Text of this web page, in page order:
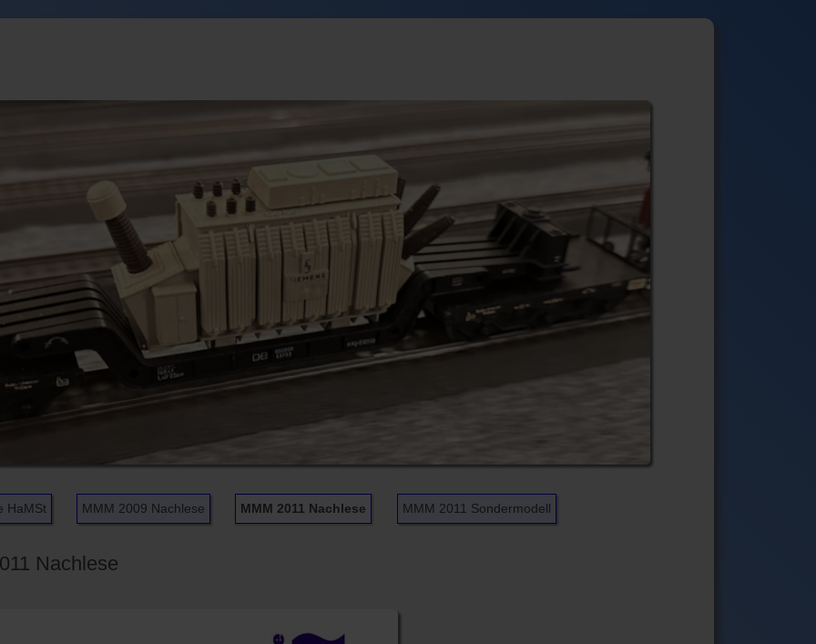
HaMSt MMM 2009 Nachlese MMM 2011 Nachlese MMM 2011 Sondermodell
Nachlese